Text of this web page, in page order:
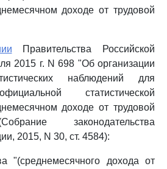
доходе от трудовой
Правительства Российской
2015 г. N 698 "Об организации
наблюдений для
статистической
доходе от трудовой
законодательства
2015, N 30, ст. 4584):
"(среднемесячного дохода от